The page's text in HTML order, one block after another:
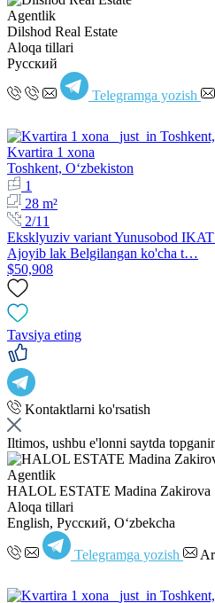
Agentlik
Dilshod Real Estate
Aloqa tillari
Русский
Telegramga yozish
Kvartira 1 xona
Toshkent, Oʻzbekiston
1
28 m²
2/11
Eksklyuziv variant Yunusobod
Ajoyib lak Belgilangan ko'cha t…
$50,908
Tavsiya eting
Kontaktlarni ko'rsatish
Iltimos, ushbu e'lonni saytda
Agentlik
HALOL ESTATE Madina Zakirova
Aloqa tillari
English, Русский, Oʻzbekcha
Telegramga yozish